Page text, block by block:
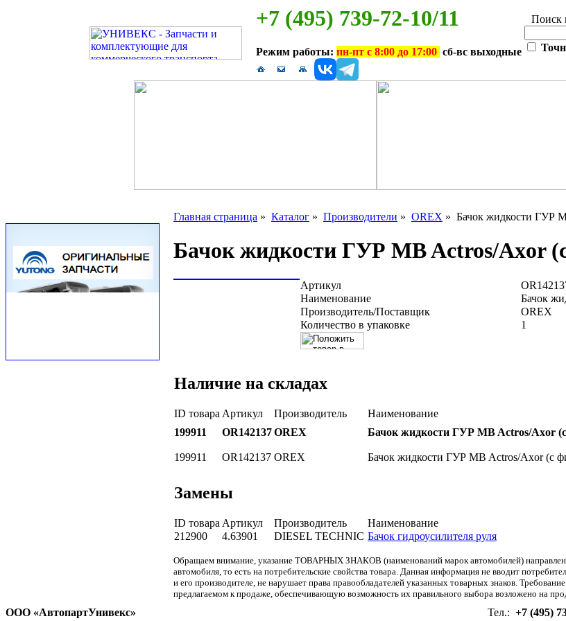
+7 (495) 739-72-10/11
Режим работы: пн-пт с 8:00 до 17:00 сб-вс выходные
Поиск
Главная страница » Каталог » Производители » OREX » Бачок жидкости ГУР
Бачок жидкости ГУР MB Actros/Axor
Артикул
Наименование
Бачок
Производитель/Поставщик
OREX
Количество в упаковке
1
Наличие на складах
ID товара Артикул Производитель Наименование
199911
OR142137OREX Бачок жидкости ГУР MB Actros/Axor
199911 OR142137 OREX Бачок жидкости ГУР MB Actros/Axor (с
Замены
ID товара Артикул Производитель Наименование
212900
4.63901 DIESEL TECHNIC Бачок гидроусилителя руля
Обращаем внимание, указание ТОВАРНЫХ ЗНАКОВ (наименований марок автомобилей)
автомобиля, то есть на потребительские свойства товара. Данная информация не вводит
и его производителе, не нарушает права правообладателей указанных товарных знаков.
предлагаемом к продаже, обеспечивающую возможность их правильного выбора возложено на
ООО «АвтопартУнивекс» Тел.: +7 (495)